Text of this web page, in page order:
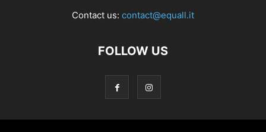
Contact us: contact@equall.it
FOLLOW US